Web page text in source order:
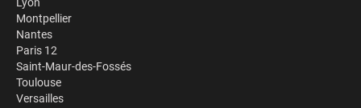
Montpellier
Nantes
Paris 12
Saint-Maur-des-Fossés
Toulouse
Versailles